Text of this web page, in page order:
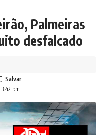
Palmeiras
desfalcado
pm